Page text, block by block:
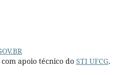
com apoio técnico do STI UFCG.